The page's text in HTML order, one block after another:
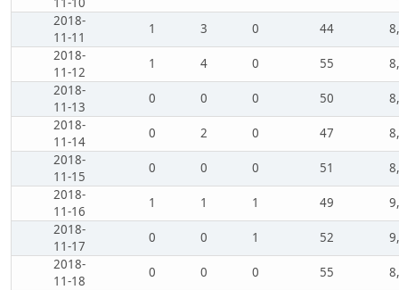
2018-
11-11
1 3 0 44
2018-
11-12
1 4 0 55
2018-
11-13
0 0 0 50
2018-
11-14
0 2 0 47
2018-
11-15
0 0 0 51
2018-
11-16
1 1 1 49
2018-
11-17
0 0 1 52
2018-
11-18
0 0 0 55